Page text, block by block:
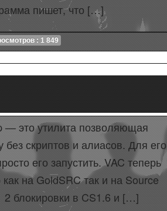
пишет, что […]
: 1 849
— это утилита позволяющая
без скриптов и алиасов. Для его
его запустить. VAC теперь
как на GoldSRC так и на Source
2 блокировки в CS1.6 и […]